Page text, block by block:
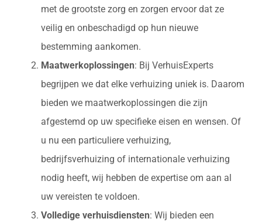
met de grootste zorg en zorgen ervoor dat ze
veilig en onbeschadigd op hun nieuwe
bestemming aankomen.
Maatwerkoplossingen: Bij VerhuisExperts
begrijpen we dat elke verhuizing uniek is. Daarom
bieden we maatwerkoplossingen die zijn
afgestemd op uw specifieke eisen en wensen. Of
u nu een particuliere verhuizing,
bedrijfsverhuizing of internationale verhuizing
nodig heeft, wij hebben de expertise om aan al
uw vereisten te voldoen.
Volledige verhuisdiensten: Wij bieden een